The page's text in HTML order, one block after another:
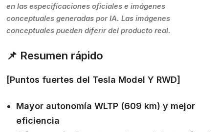
en las especificaciones oficiales e imágenes
conceptuales generadas por IA. Las imágenes
conceptuales pueden diferir del producto real.
📌 Resumen rápido
[Puntos fuertes del Tesla Model Y RWD]
Mayor autonomía WLTP (609 km) y mejor
eficiencia